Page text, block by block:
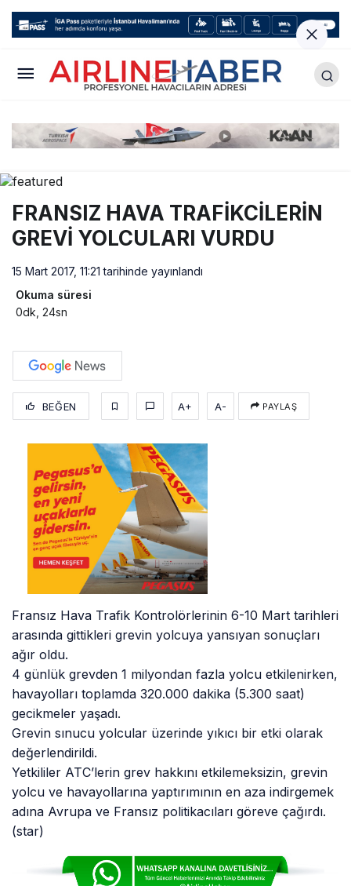
FRANSIZ HAVA TRAFİKCİLERİN
GREVİ YOLCULARI VURDU
15 Mart 2017, 11:21 tarihinde yayınlandı
Okuma süresi
0dk, 24sn
BEĞEN A+ A- PAYLAŞ
Fransız Hava Trafik Kontrolörlerinin 6-10 Mart tarihleri
arasında gittikleri grevin yolcuya yansıyan sonuçları
ağır oldu.
4 günlük grevden 1 milyondan fazla yolcu etkilenirken,
havayolları toplamda 320.000 dakika (5.300 saat)
gecikmeler yaşadı.
Grevin sınucu yolcular üzerinde yıkıcı bir etki olarak
değerlendirildi.
Yetkililer ATC’lerin grev hakkını etkilemeksizin, grevin
yolcu ve havayollarına yaptırımının en aza indirgemek
adına Avrupa ve Fransız politikacıları göreve çağırdı.
(star)